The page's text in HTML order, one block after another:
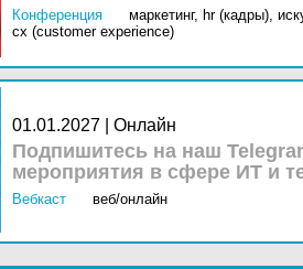
Конференция маркетинг, hr (кадры),
cx (customer experience)
01.01.2027 | Онлайн
Подпишитесь на наш
мероприятия в сфере ИТ и
Вебкаст веб/онлайн